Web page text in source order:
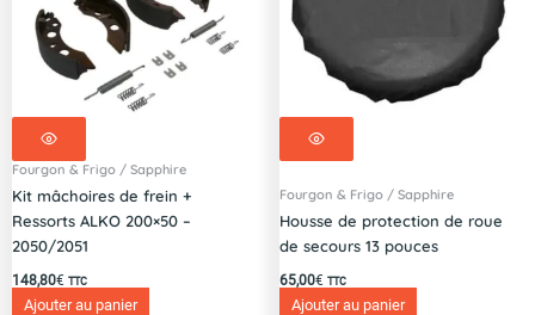
Fourgon & Frigo / Sapphire
Kit mâchoires de frein +
Ressorts ALKO 200×50 –
2050/2051
148,80€ TTC
Ajouter au panier
Fourgon & Frigo / Sapphire
Housse de protection de roue
de secours 13 pouces
65,00€ TTC
Ajouter au panier